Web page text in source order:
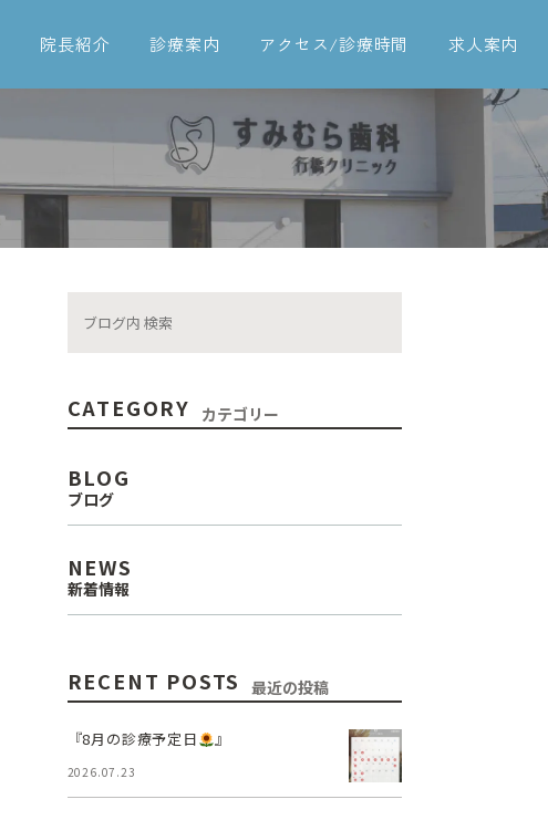
院長紹介 診療案内
歯周病治療
入れ歯
審美治療
訪問診療
アクセス/診療時間 求人案内
CATEGORY カテゴリー
BLOG
ブログ
NEWS
新着情報
RECENT POSTS 最近の投稿
『8月の診療予定日 』
2026.07.23